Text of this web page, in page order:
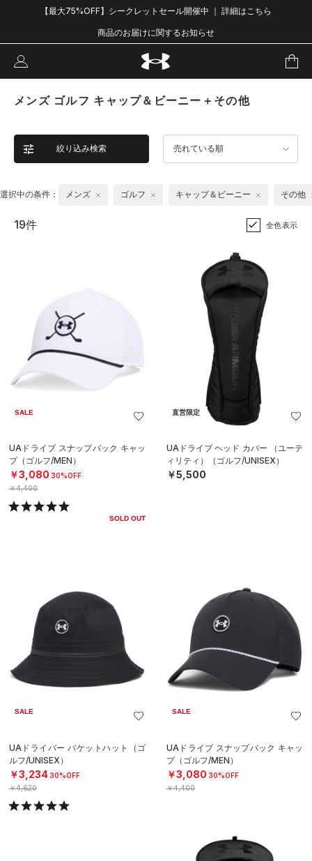
【最大75%OFF】シークレットセール開催中 ｜ 詳細はこちら
商品のお届けに関するお知らせ
メンズ ゴルフ キャップ＆ビーニー＋その他
絞り込み検索 売れている順
選択中の条件： メンズ ゴルフ キャップ＆ビーニー その他
19件 全色表示
SALE
UAドライブ スナップバック キャッ
プ（ゴルフ/MEN）
￥3,080 30%OFF
￥4,400
SOLD OUT
直営限定
UAドライブ ヘッド カバー （ユーテ
ィリティ）（ゴルフ/UNISEX）
￥5,500
SALE
UAドライバー バケットハット（ゴ
ルフ/UNISEX）
￥3,23430%OFF
￥4,620
SALE
UAドライブ スナップバック キャッ
プ（ゴルフ/MEN）
￥3,080 30%OFF
￥4,400